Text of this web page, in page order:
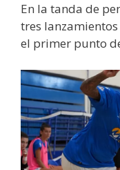
En la tanda de
tres lanzamientos
el primer punto